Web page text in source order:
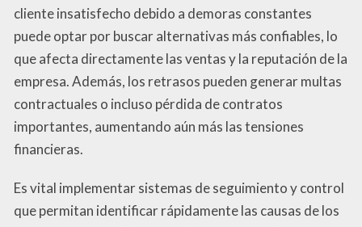
cliente insatisfecho debido a demoras constantes
puede optar por buscar alternativas más confiables, lo
que afecta directamente las ventas y la reputación de la
empresa. Además, los retrasos pueden generar multas
contractuales o incluso pérdida de contratos
importantes, aumentando aún más las tensiones
financieras.
Es vital implementar sistemas de seguimiento y control
que permitan identificar rápidamente las causas de los